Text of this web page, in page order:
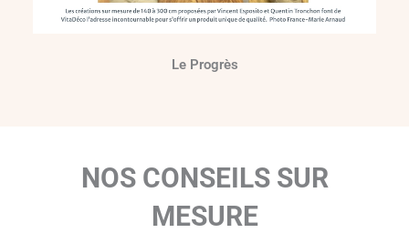
Le Progrès
NOS CONSEILS SUR
MESURE